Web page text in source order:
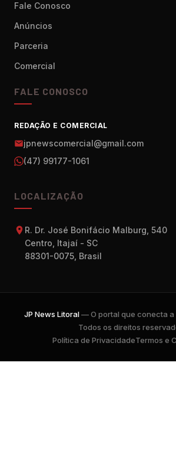
Fale Conosco
Anúncios
Parceria
Comercial
FALE CONOSCO
REDAÇÃO E COMERCIAL
jpnewscomercial@gmail.com
(47) 99177-1061
LOCALIZAÇÃO
R. Dr. José Bonifácio Malburg, 540
Centro, Itajaí - SC
88301-0075, Brasil
JP News Litoral— O portal que conecta
Todos os direitos
Política de PrivacidadeTermos e